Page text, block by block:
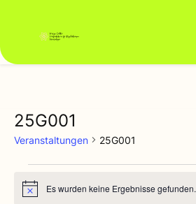
25G001
Veranstaltungen 25G001
Veranstaltungen
HinweisEs wurden keine Ergebnisse gefunden.